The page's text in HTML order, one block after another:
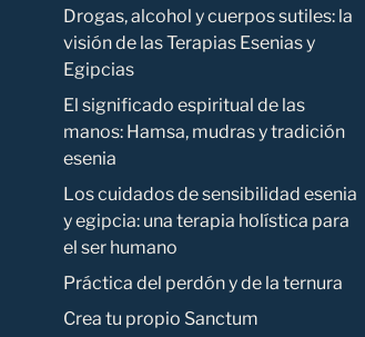
Drogas, alcohol y cuerpos sutiles: la
visión de las Terapias Esenias y
Egipcias
El significado espiritual de las
manos: Hamsa, mudras y tradición
esenia
Los cuidados de sensibilidad esenia
y egipcia: una terapia holística para
el ser humano
Práctica del perdón y de la ternura
Crea tu propio Sanctum